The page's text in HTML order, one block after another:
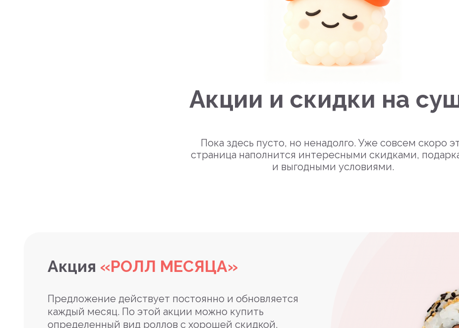
Акции и скидки на
Пока здесь пусто, но ненадолго. Уже совсем скоро
страница наполнится интересными скидками,
и выгодными условиями.
Акция «РОЛЛ МЕСЯЦА»
Предложение действует постоянно и обновляется
каждый месяц. По этой акции можно купить
определенный вид роллов с хорошей скидкой.